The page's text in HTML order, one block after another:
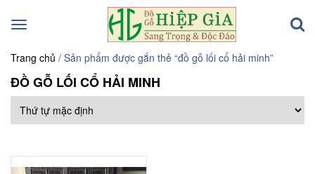
Toggle
Trang chủ / Sản phẩm được gắn thẻ “đồ gỗ lối cổ hải minh”
ĐỒ GỖ LỐI CỔ HẢI MINH